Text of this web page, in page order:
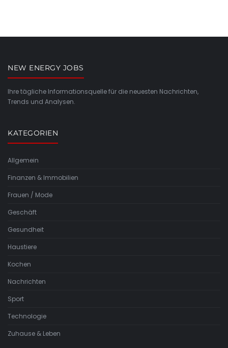
NEW ENERGY JOBS
Ihre tägliche Informationsquelle für die neuesten Nachrichten,
Trends und Analysen.
KATEGORIEN
Allgemein
Finanzen & Immobilien
Frauen / Mode
Geschäft
Gesundheit
Haustiere
Kochen
Nachrichten
Sport
Technologie
Zuhause & Leben